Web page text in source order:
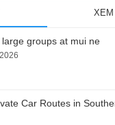
XEM
large groups at mui ne
Car Routes in